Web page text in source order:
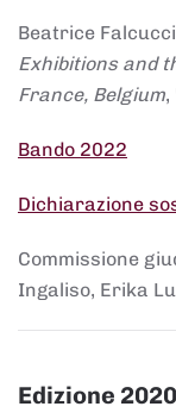
Beatrice
Exhibitions and
France, Belgium,
Bando 2022
Dichiarazione
Commissione
Ingaliso, Erika
Edizione 2020